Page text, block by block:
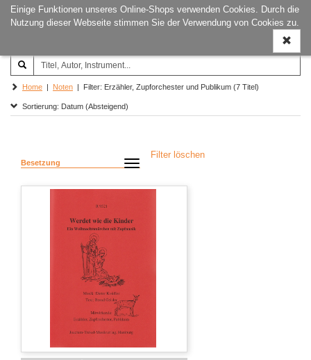
Einige Funktionen unseres Online-Shops verwenden Cookies. Durch die
Nutzung dieser Webseite stimmen Sie der Verwendung von Cookies zu.
ein-/
Joachim‐Trekel‐Musikverlag,
Hamburg
Home | Noten | Filter: Erzähler, Zupforchester und Publikum (7 Titel)
Sortierung: Datum (Absteigend)
Besetzung
Filter löschen